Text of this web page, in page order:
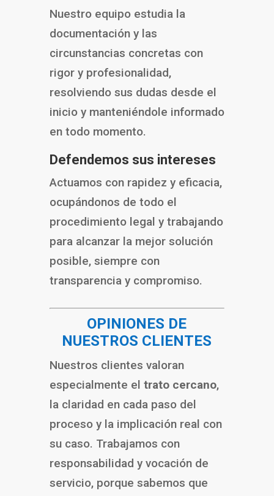
Nuestro equipo estudia la
documentación y las
circunstancias concretas con
rigor y profesionalidad,
resolviendo sus dudas desde el
inicio y manteniéndole informado
en todo momento.
Defendemos sus intereses
Actuamos con rapidez y eficacia,
ocupándonos de todo el
procedimiento legal y trabajando
para alcanzar la mejor solución
posible, siempre con
transparencia y compromiso.
OPINIONES DE
NUESTROS CLIENTES
Nuestros clientes valoran
especialmente el trato cercano,
la claridad en cada paso del
proceso y la implicación real con
su caso. Trabajamos con
responsabilidad y vocación de
servicio, porque sabemos que